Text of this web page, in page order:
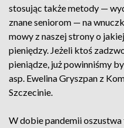
stosując także metody —
znane seniorom — na
mowy z naszej strony o
pieniędzy. Jeżeli ktoś
pieniądze, już powinniśmy
asp. Ewelina Gryszpan z
Szczecinie.
W dobie pandemii